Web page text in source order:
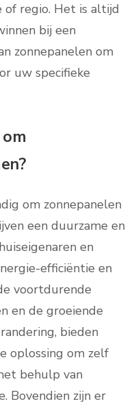
of regio. Het is altijd
bij een
zonnepanelen om
uw specifieke
om zonnepanelen
een duurzame en
en
efficiëntie en
voortdurende
en de groeiende
bieden
oplossing om zelf
behulp van
Bovendien zijn er